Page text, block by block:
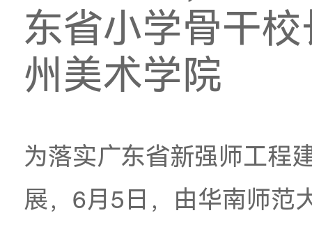
五育并举，
东省小学骨
州美术学院